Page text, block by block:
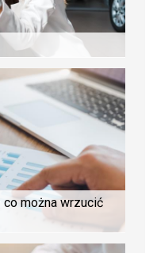
co można wrzucić